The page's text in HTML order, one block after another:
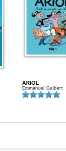
ARIOL
Emmanuel Guibert